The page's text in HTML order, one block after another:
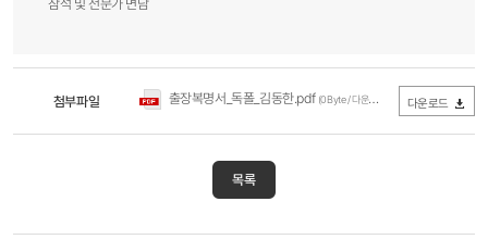
참석 및 전문가 면담
첨부파일 출장복명서_독폴_김동한.pdf (0Byte / 다운로드 225회) 다운로드
목록